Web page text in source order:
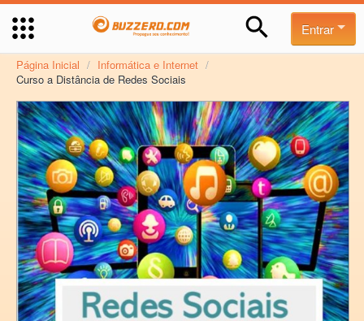
Entrar
Página Inicial / Informática e Internet /
Curso a Distância de Redes Sociais